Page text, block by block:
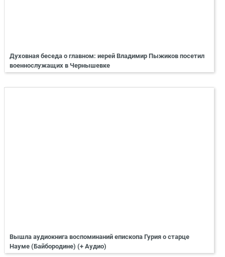
Духовная беседа о главном: иерей Владимир Пыжиков посетил
военнослужащих в Чернышевке
Вышла аудиокнига воспоминаний епископа Гурия о старце
Науме (Байбородине) (+ Аудио)